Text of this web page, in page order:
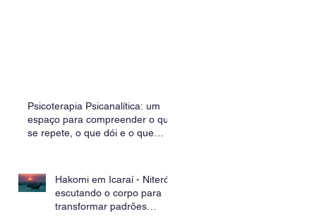
Psicoterapia Psicanalítica: um
espaço para compreender o que
se repete, o que dói e o que
Hakomi em Icaraí - Niterói:
escutando o corpo para
transformar padrões